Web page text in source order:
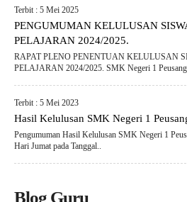
Terbit : 5 Mei 2025
PENGUMUMAN KELULUSAN
PELAJARAN 2024/2025.
RAPAT PLENO PENENTUAN KELULUSAN
PELAJARAN 2024/2025. SMK Negeri 1
Terbit : 5 Mei 2023
Hasil Kelulusan SMK Negeri 1
Pengumuman Hasil Kelulusan SMK Negeri 1
Hari Jumat pada Tanggal..
Blog Guru